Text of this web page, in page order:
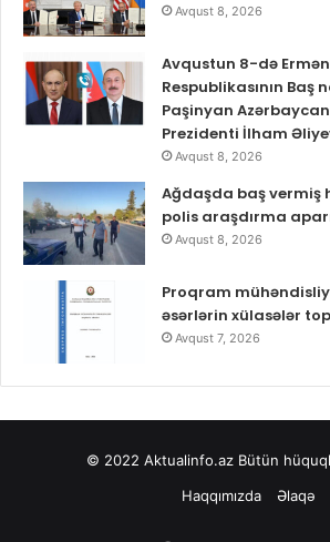
Avqust 8, 2026
Avqustun 8-də
Respublikasının Baş
Paşinyan Azərbaycan
Prezidenti İlham
Avqust 8, 2026
Ağdaşda baş vermiş
polis araşdırma
Avqust 8, 2026
Proqram
əsərlərin xülasələr
Avqust 7, 2026
© 2022 Aktualinfo.azBütün
Haqqımızda
Əlaqə